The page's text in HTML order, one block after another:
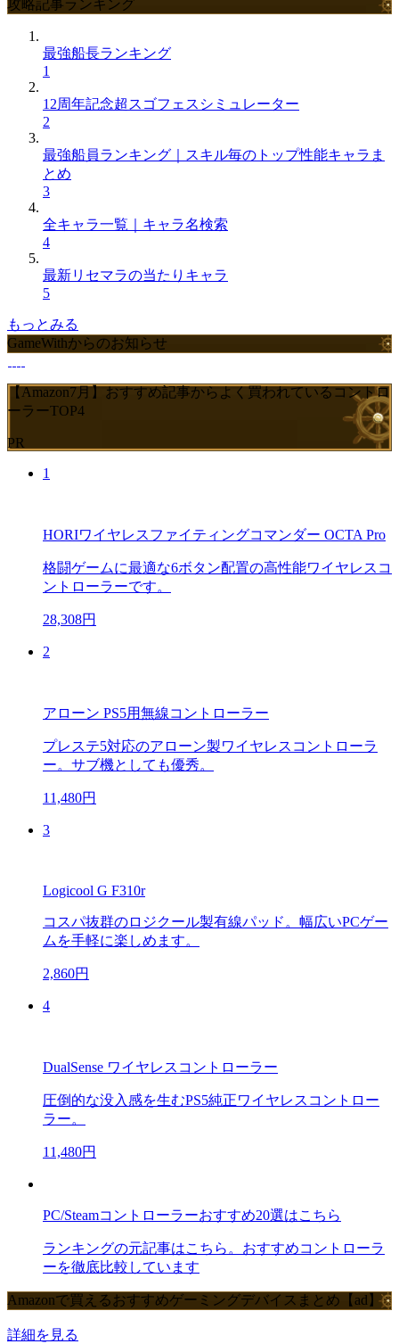
攻略記事ランキング
最強船長ランキング
1
12周年記念超スゴフェスシミュレーター
2
最強船員ランキング｜スキル毎のトップ性能キャラま
とめ
3
全キャラ一覧｜キャラ名検索
4
最新リセマラの当たりキャラ
5
もっとみる
GameWithからのお知らせ
【Amazon7月】おすすめ記事からよく買われているコントロ
ーラーTOP4
PR
1
HORIワイヤレスファイティングコマンダー OCTA Pro
格闘ゲームに最適な6ボタン配置の高性能ワイヤレスコ
ントローラーです。
28,308円
2
アローン PS5用無線コントローラー
プレステ5対応のアローン製ワイヤレスコントローラ
ー。サブ機としても優秀。
11,480円
3
Logicool G F310r
コスパ抜群のロジクール製有線パッド。幅広いPCゲー
ムを手軽に楽しめます。
2,860円
4
DualSense ワイヤレスコントローラー
圧倒的な没入感を生むPS5純正ワイヤレスコントロー
ラー。
11,480円
PC/Steamコントローラーおすすめ20選はこちら
ランキングの元記事はこちら。おすすめコントローラ
ーを徹底比較しています
Amazonで買えるおすすめゲーミングデバイスまとめ【ad】
詳細を見る